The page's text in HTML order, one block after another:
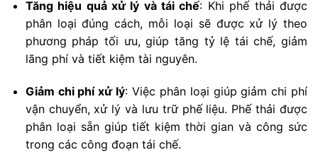
Tăng hiệu quả xử lý và tái chế: Khi phế thải được
phân loại đúng cách, mỗi loại sẽ được xử lý theo
phương pháp tối ưu, giúp tăng tỷ lệ tái chế, giảm
lãng phí và tiết kiệm tài nguyên.
Giảm chi phí xử lý: Việc phân loại giúp giảm chi phí
vận chuyển, xử lý và lưu trữ phế liệu. Phế thải được
phân loại sẵn giúp tiết kiệm thời gian và công sức
trong các công đoạn tái chế.